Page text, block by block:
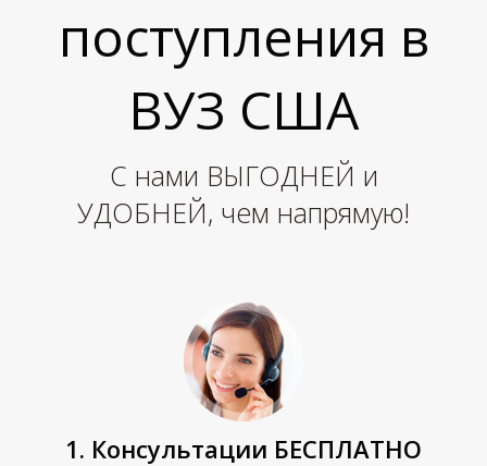
Е
поступления в
ВУЗ США
С нами ВЫГОДНЕЙ и
УДОБНЕЙ, чем напрямую!
1. Консультации БЕСПЛАТНО